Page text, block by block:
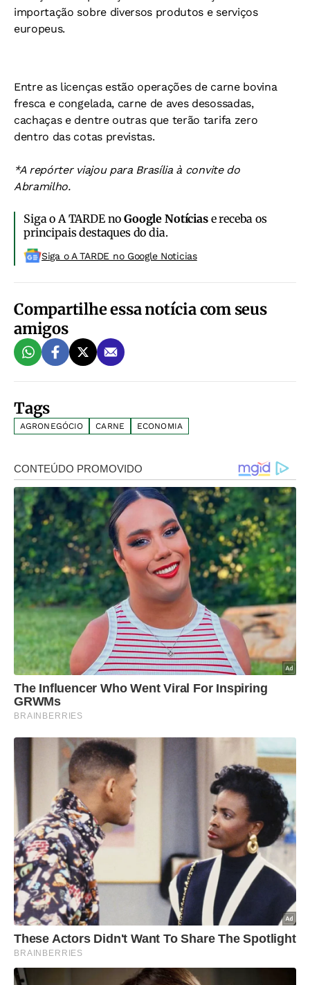
importação sobre diversos produtos e serviços
europeus.
Entre as licenças estão operações de carne bovina
fresca e congelada, carne de aves desossadas,
cachaças e dentre outras que terão tarifa zero
dentro das cotas previstas.
*A repórter viajou para Brasília à convite do
Abramilho.
Siga o A TARDE noGoogle Notíciase receba os
principais destaques do dia.
Siga o A TARDE no Google Noticias
Compartilhe essa notícia com seus
amigos
Tags
AGRONEGÓCIO CARNE ECONOMIA